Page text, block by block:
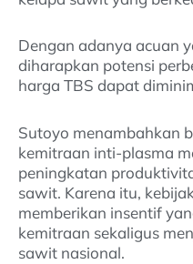
Dengan adanya acuan
diharapkan potensi
harga TBS dapat
Sutoyo menambahkan
kemitraan inti-plasma
peningkatan
sawit. Karena itu,
memberikan insentif
kemitraan sekaligus
sawit nasional.